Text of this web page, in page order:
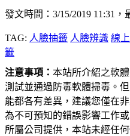
發文時間：3/15/2019 11:31，
TAG: 人臉抽籤 人臉辨識 線
籤
注意事項： 本站所介紹之軟
測試並通過防毒軟體掃毒。
能都各有差異，建議您僅在
為不可預知的錯誤影響工作
所屬公司提供，本站未經任